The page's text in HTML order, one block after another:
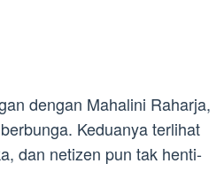
dengan Mahalini Raharja,
Keduanya terlihat
dan netizen pun tak henti-